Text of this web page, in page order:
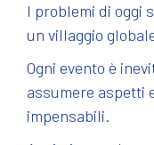
I problemi di oggi
un villaggio
Ogni evento è
assumere aspetti
impensabili.